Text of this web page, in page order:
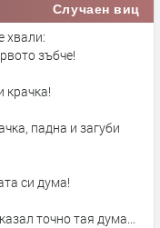
Случаен виц
хвали:
зъбче!
крачка!
падна и загуби
си дума!
точно тая дума...